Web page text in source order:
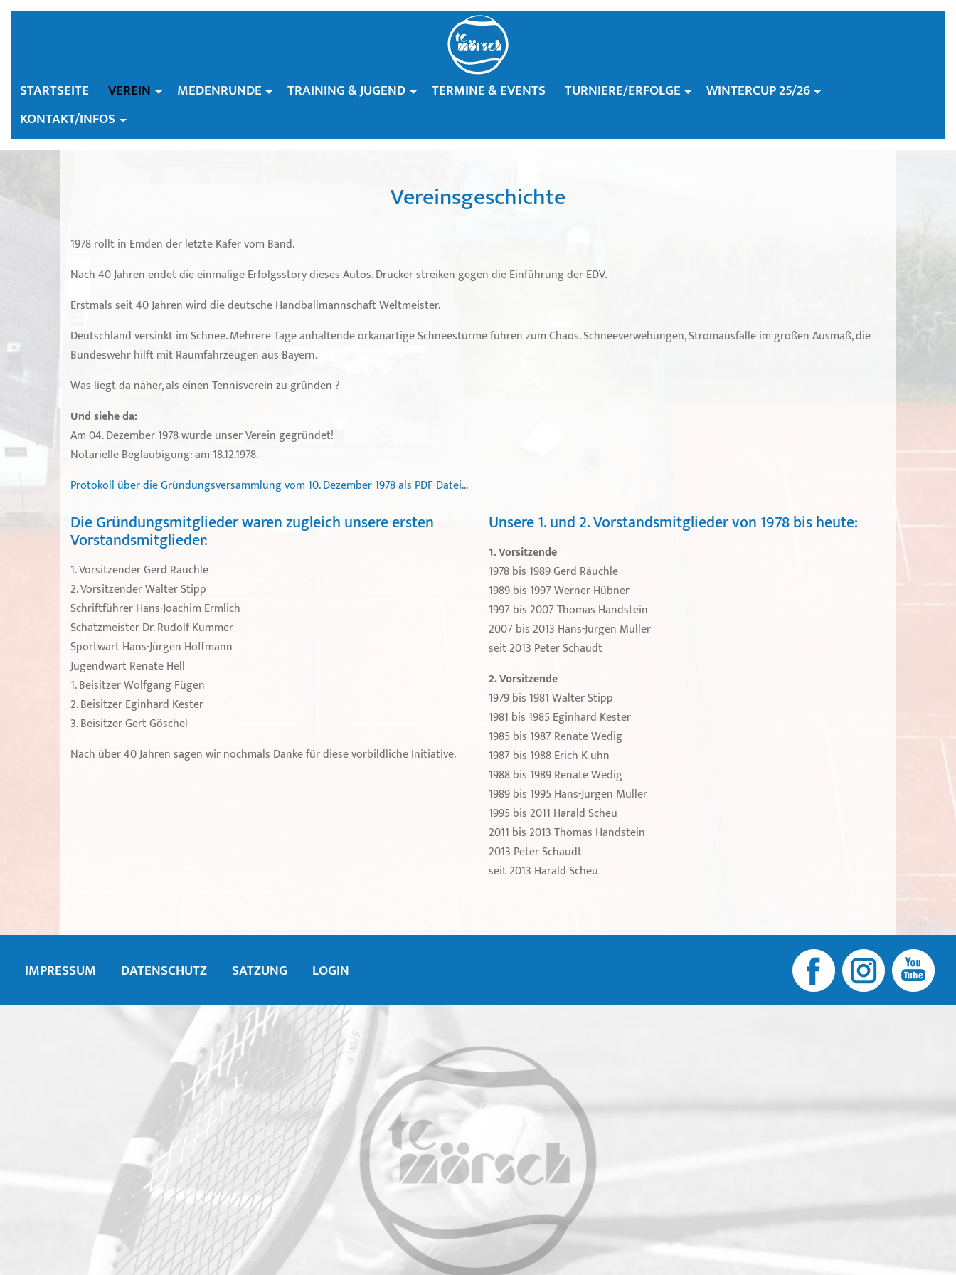
STARTSEITE VEREIN MEDENRUNDE TRAINING & JUGEND TERMINE & EVENTS TURNIERE/ERFOLGE
WINTERCUP 25/26
KONTAKT/INFOS
Vereinsgeschichte
1978 rollt in Emden der letzte Käfer vom Band.
Nach 40 Jahren endet die einmalige Erfolgsstory dieses Autos. Drucker streiken gegen die Einführung der EDV.
Erstmals seit 40 Jahren wird die deutsche Handballmannschaft Weltmeister.
Deutschland versinkt im Schnee. Mehrere Tage anhaltende orkanartige Schneestürme führen zum Chaos. Schneeverwehungen, Stromausfälle im großen Ausmaß, die
Bundeswehr hilft mit Räumfahrzeugen aus Bayern.
Was liegt da näher, als einen Tennisverein zu gründen ?
Und siehe da:
Am 04. Dezember 1978 wurde unser Verein gegründet!
Notarielle Beglaubigung: am 18.12.1978.
Protokoll über die Gründungsversammlung vom 10. Dezember 1978 als PDF-Datei...
Die Gründungsmitglieder waren zugleich unsere ersten
Vorstandsmitglieder:
1. Vorsitzender Gerd Räuchle
2. Vorsitzender Walter Stipp
Schriftführer Hans-Joachim Ermlich
Schatzmeister Dr. Rudolf Kummer
Sportwart Hans-Jürgen Hoffmann
Jugendwart Renate Hell
1. Beisitzer Wolfgang Fügen
2. Beisitzer Eginhard Kester
3. Beisitzer Gert Göschel
Nach über 40 Jahren sagen wir nochmals Danke für diese vorbildliche Initiative.
Unsere 1. und 2. Vorstandsmitglieder von 1978 bis heute:
1. Vorsitzende
1978 bis 1989 Gerd Räuchle
1989 bis 1997 Werner Hübner
1997 bis 2007 Thomas Handstein
2007 bis 2013 Hans-Jürgen Müller
seit 2013 Peter Schaudt
2. Vorsitzende
1979 bis 1981 Walter Stipp
1981 bis 1985 Eginhard Kester
1985 bis 1987 Renate Wedig
1987 bis 1988 Erich K uhn
1988 bis 1989 Renate Wedig
1989 bis 1995 Hans-Jürgen Müller
1995 bis 2011 Harald Scheu
2011 bis 2013 Thomas Handstein
2013 Peter Schaudt
seit 2013 Harald Scheu
IMPRESSUM DATENSCHUTZ SATZUNG LOGIN